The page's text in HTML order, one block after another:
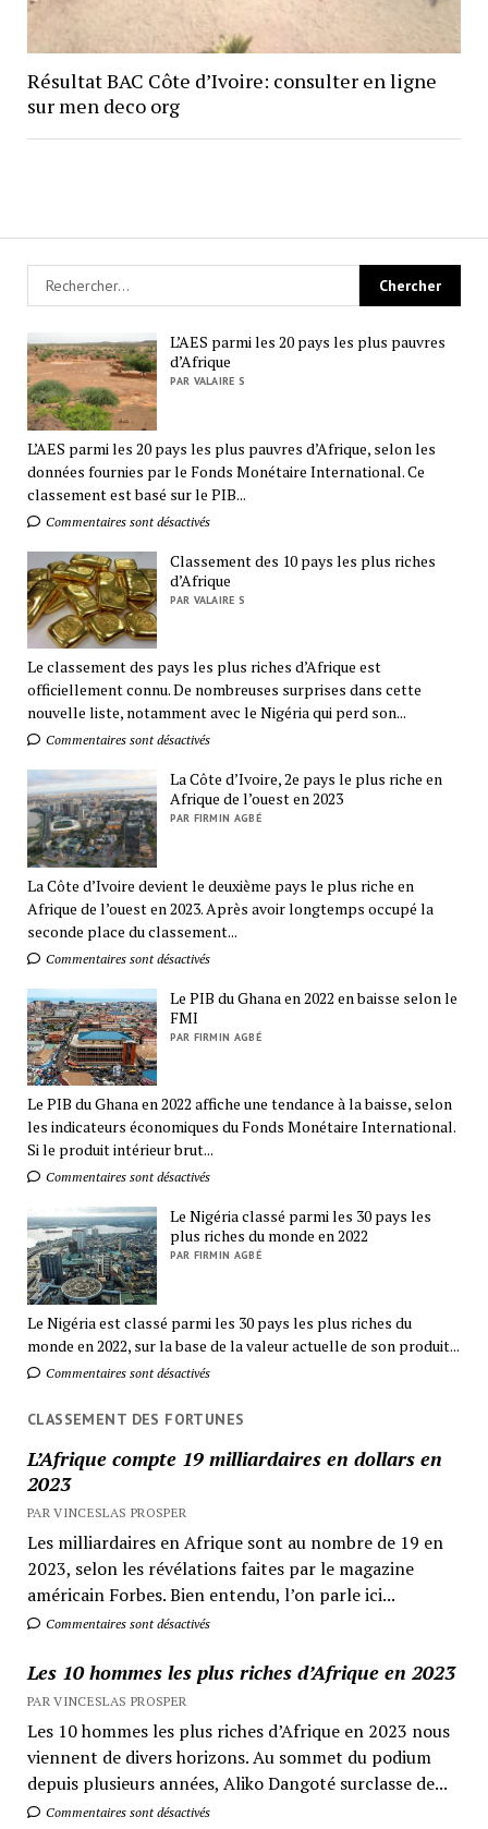
Résultat BAC Côte d’Ivoire: consulter en ligne
sur men deco org
L’AES parmi les 20 pays les plus pauvres
d’Afrique
PAR VALAIRE S
L’AES parmi les 20 pays les plus pauvres d’Afrique, selon les
données fournies par le Fonds Monétaire International. Ce
classement est basé sur le PIB...
Commentaires sont désactivés
Classement des 10 pays les plus riches
d’Afrique
PAR VALAIRE S
Le classement des pays les plus riches d’Afrique est
officiellement connu. De nombreuses surprises dans cette
nouvelle liste, notamment avec le Nigéria qui perd son...
Commentaires sont désactivés
La Côte d’Ivoire, 2e pays le plus riche en
Afrique de l’ouest en 2023
PAR FIRMIN AGBÉ
La Côte d’Ivoire devient le deuxième pays le plus riche en
Afrique de l’ouest en 2023. Après avoir longtemps occupé la
seconde place du classement...
Commentaires sont désactivés
Le PIB du Ghana en 2022 en baisse selon le
FMI
PAR FIRMIN AGBÉ
Le PIB du Ghana en 2022 affiche une tendance à la baisse, selon
les indicateurs économiques du Fonds Monétaire International.
Si le produit intérieur brut...
Commentaires sont désactivés
Le Nigéria classé parmi les 30 pays les
plus riches du monde en 2022
PAR FIRMIN AGBÉ
Le Nigéria est classé parmi les 30 pays les plus riches du
monde en 2022, sur la base de la valeur actuelle de son produit...
Commentaires sont désactivés
CLASSEMENT DES FORTUNES
L’Afrique compte 19 milliardaires en dollars en
2023
PAR VINCESLAS PROSPER
Les milliardaires en Afrique sont au nombre de 19 en
2023, selon les révélations faites par le magazine
américain Forbes. Bien entendu, l’on parle ici...
Commentaires sont désactivés
Les 10 hommes les plus riches d’Afrique en 2023
PAR VINCESLAS PROSPER
Les 10 hommes les plus riches d’Afrique en 2023 nous
viennent de divers horizons. Au sommet du podium
depuis plusieurs années, Aliko Dangoté surclasse de...
Commentaires sont désactivés